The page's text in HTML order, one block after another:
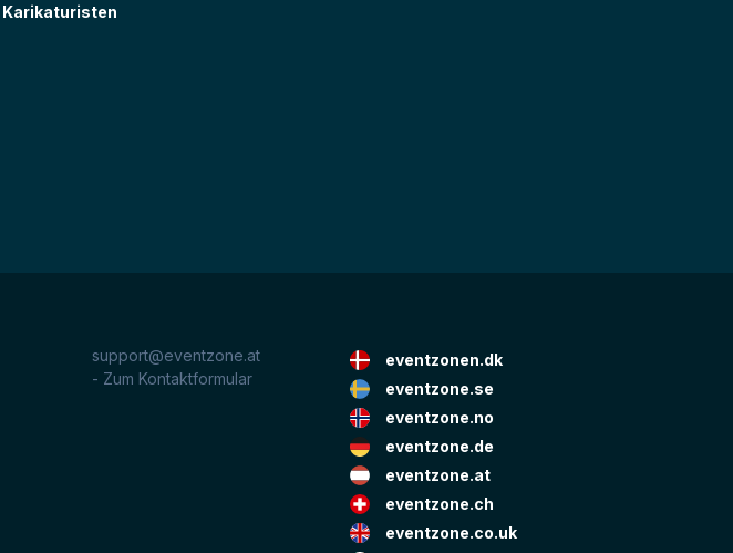
Karikaturisten
support@eventzone.at
- Zum Kontaktformular
eventzonen.dk
eventzone.se
eventzone.no
eventzone.de
eventzone.at
eventzone.ch
eventzone.co.uk